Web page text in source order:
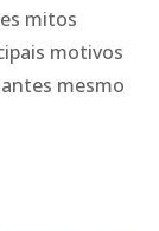
mitos
motivos
mesmo